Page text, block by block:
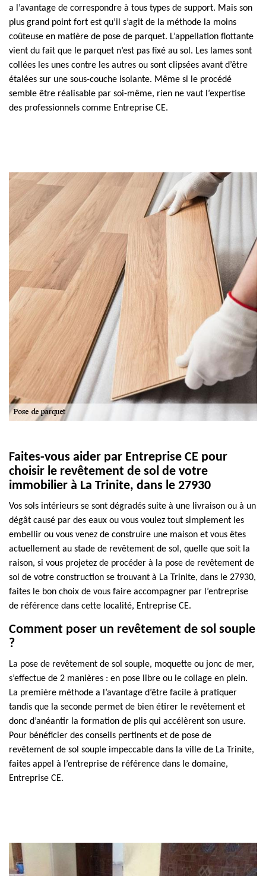
a l’avantage de correspondre à tous types de support. Mais son
plus grand point fort est qu’il s’agit de la méthode la moins
coûteuse en matière de pose de parquet. L’appellation flottante
vient du fait que le parquet n’est pas fixé au sol. Les lames sont
collées les unes contre les autres ou sont clipsées avant d’être
étalées sur une sous-couche isolante. Même si le procédé
semble être réalisable par soi-même, rien ne vaut l’expertise
des professionnels comme Entreprise CE.
Faites-vous aider par Entreprise CE pour
choisir le revêtement de sol de votre
immobilier à La Trinite, dans le 27930
Vos sols intérieurs se sont dégradés suite à une livraison ou à un
dégât causé par des eaux ou vous voulez tout simplement les
embellir ou vous venez de construire une maison et vous êtes
actuellement au stade de revêtement de sol, quelle que soit la
raison, si vous projetez de procéder à la pose de revêtement de
sol de votre construction se trouvant à La Trinite, dans le 27930,
faites le bon choix de vous faire accompagner par l’entreprise
de référence dans cette localité, Entreprise CE.
Comment poser un revêtement de sol souple
?
La pose de revêtement de sol souple, moquette ou jonc de mer,
s’effectue de 2 manières : en pose libre ou le collage en plein.
La première méthode a l’avantage d’être facile à pratiquer
tandis que la seconde permet de bien étirer le revêtement et
donc d’anéantir la formation de plis qui accélèrent son usure.
Pour bénéficier des conseils pertinents et de pose de
revêtement de sol souple impeccable dans la ville de La Trinite,
faites appel à l’entreprise de référence dans le domaine,
Entreprise CE.